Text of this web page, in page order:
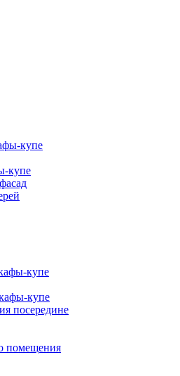
купе
купе
купе
купе
посередине
помещения